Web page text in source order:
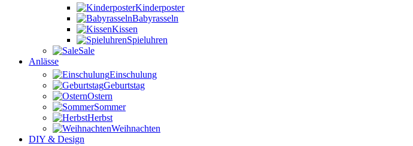
Kinderposter
Babyrasseln
Kissen
Spieluhren
Sale
Anlässe
Einschulung
Geburtstag
Ostern
Sommer
Herbst
Weihnachten
DIY & Design